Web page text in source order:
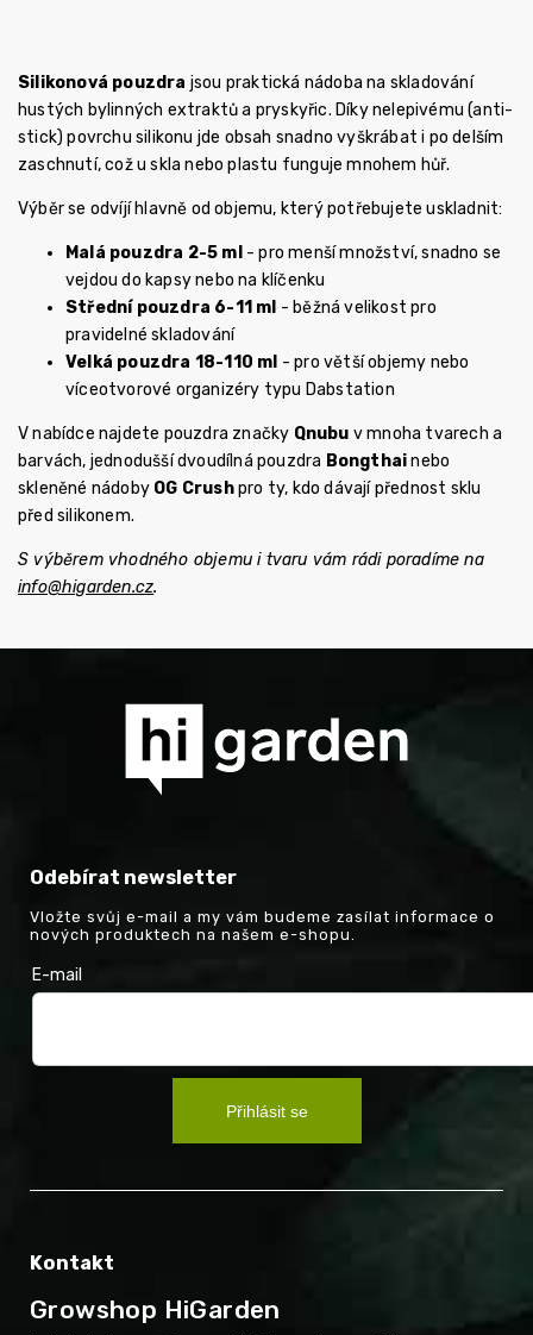
Silikonová pouzdra jsou praktická nádoba na skladování
hustých bylinných extraktů a pryskyřic. Díky nelepivému (anti-
stick) povrchu silikonu jde obsah snadno vyškrábat i po delším
zaschnutí, což u skla nebo plastu funguje mnohem hůř.
Výběr se odvíjí hlavně od objemu, který potřebujete uskladnit:
Malá pouzdra 2-5 ml - pro menší množství, snadno se
vejdou do kapsy nebo na klíčenku
Střední pouzdra 6-11 ml - běžná velikost pro
pravidelné skladování
Velká pouzdra 18-110 ml - pro větší objemy nebo
víceotvorové organizéry typu Dabstation
V nabídce najdete pouzdra značky Qnubu v mnoha tvarech a
barvách, jednodušší dvoudílná pouzdra Bongthainebo
skleněné nádoby OG Crushpro ty, kdo dávají přednost sklu
před silikonem.
S výběrem vhodného objemu i tvaru vám rádi poradíme na
info@higarden.cz.
Odebírat newsletter
Vložte svůj e-mail a my vám budeme zasílat informace o
nových produktech na našem e-shopu.
E-mail
Přihlásit se
Kontakt
Growshop HiGarden